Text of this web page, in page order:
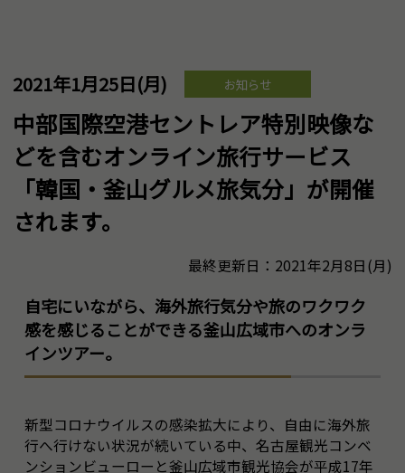
2021年1月25日(月) お知らせ
中部国際空港セントレア特別映像な
どを含むオンライン旅行サービス
「韓国・釜山グルメ旅気分」が開催
されます。
最終更新日：2021年2月8日(月)
自宅にいながら、海外旅行気分や旅のワクワク
感を感じることができる釜山広域市へのオンラ
インツアー。
新型コロナウイルスの感染拡大により、自由に海外旅
行へ行けない状況が続いている中、名古屋観光コンベ
ンションビューローと釜山広域市観光協会が平成17年